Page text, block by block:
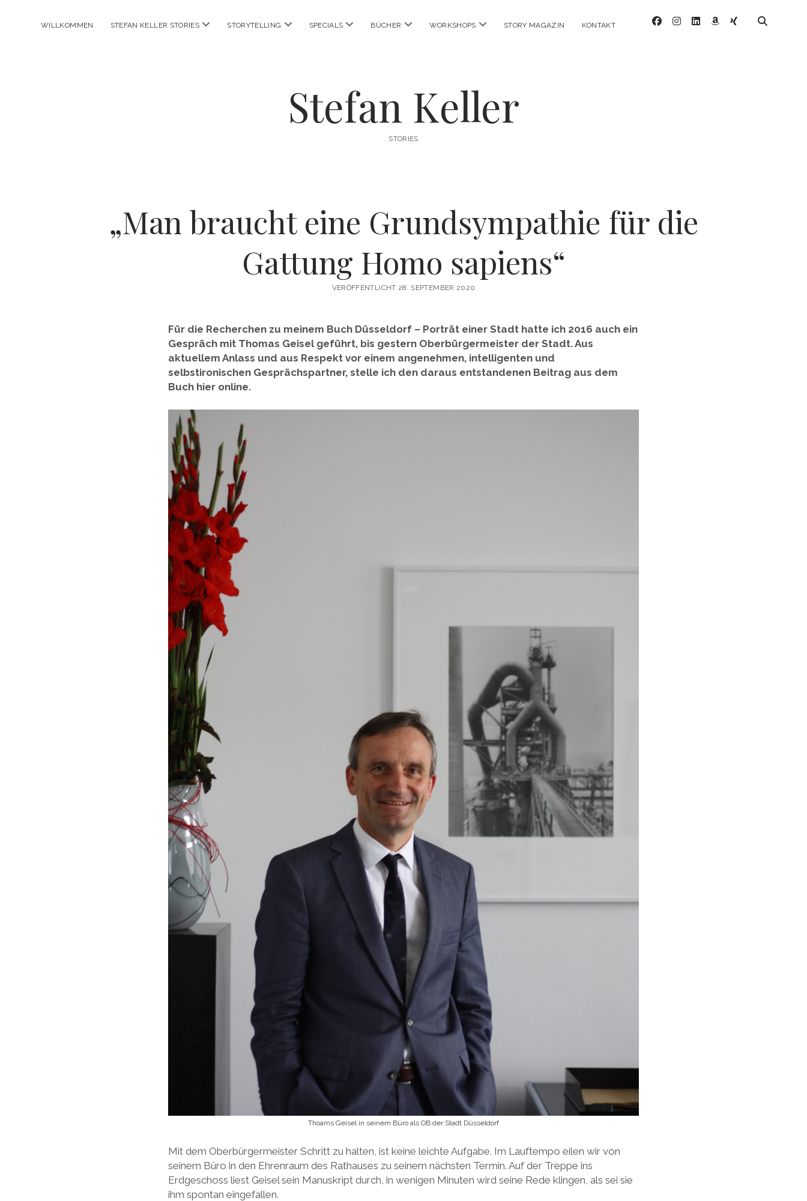
WILLKOMMEN STEFAN KELLER STORIES Menü
STORYTELLING Menü
SPECIALS Menü
BÜCHER Menü
WORKSHOPS Menü
STORY MAGAZIN KONTAKT facebookinstagram
linkedinamazon
xing
Stefan Keller
STORIES
„Man braucht eine Grundsympathie für die
Gattung Homo sapiens“
VERÖFFENTLICHT 28. SEPTEMBER 2020
Für die Recherchen zu meinem Buch Düsseldorf – Porträt einer Stadt hatte ich 2016 auch ein
Gespräch mit Thomas Geisel geführt, bis gestern Oberbürgermeister der Stadt. Aus
aktuellem Anlass und aus Respekt vor einem angenehmen, intelligenten und
selbstironischen Gesprächspartner, stelle ich den daraus entstandenen Beitrag aus dem
Buch hier online.
Thoams Geisel in seinem Büro als OB der Stadt Düsseldorf
Mit dem Oberbürgermeister Schritt zu halten, ist keine leichte Aufgabe. Im Lauftempo eilen wir von
seinem Büro in den Ehrenraum des Rathauses zu seinem nächsten Termin. Auf der Treppe ins
Erdgeschoss liest Geisel sein Manuskript durch, in wenigen Minuten wird seine Rede klingen, als sei sie
ihm spontan eingefallen.